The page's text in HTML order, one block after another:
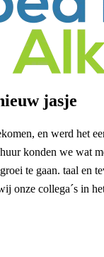
jasje
en werd het
konden we wat
te gaan. taal en
onze collega´s in